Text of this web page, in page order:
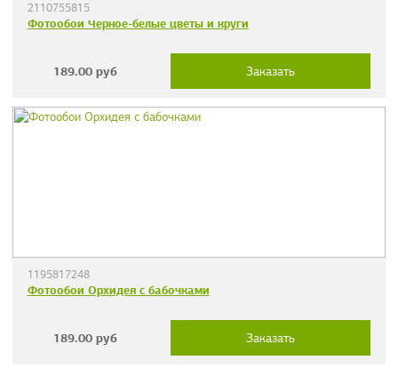
2110755815
Фотообои Черное-белые цветы и круги
189.00 руб Заказать
1195817248
Фотообои Орхидея с бабочками
189.00 руб Заказать